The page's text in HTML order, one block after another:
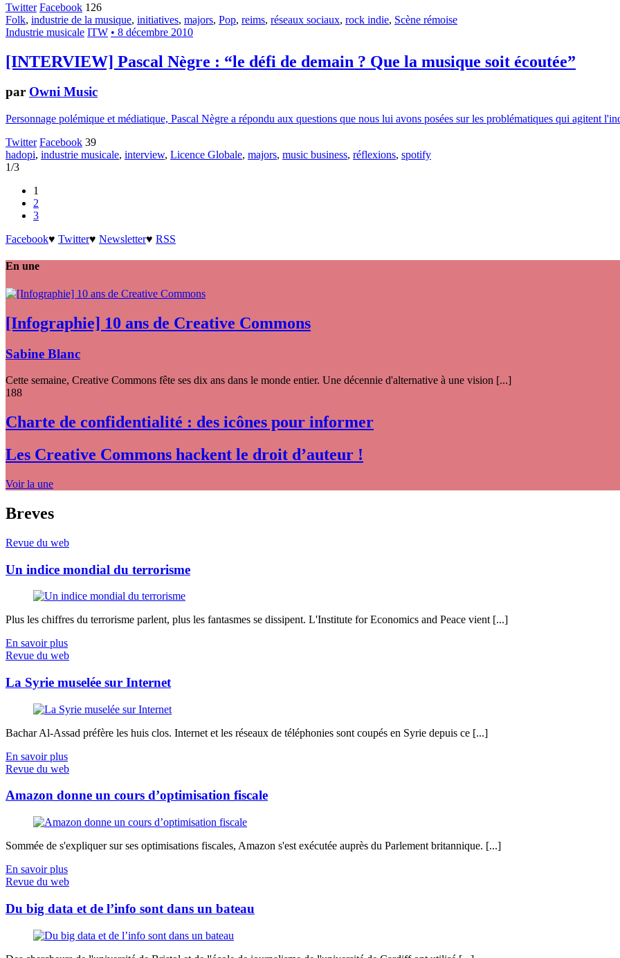
Twitter Facebook 126
Folk, industrie de la musique, initiatives, majors, Pop, reims, réseaux sociaux, rock indie, Scène rémoise
Industrie musicale ITW • 8 décembre 2010
[INTERVIEW] Pascal Nègre : “le défi de demain ? Que la musique soit écoutée”
par Owni Music
Personnage polémique et médiatique, Pascal Nègre a répondu aux questions que nous lui avons posées sur les problématiques qui agitent
Twitter Facebook 39
hadopi, industrie musicale, interview, Licence Globale, majors, music business, réflexions, spotify
1/3
1
2
3
Facebook♥ Twitter♥ Newsletter♥ RSS
En une
[Infographie] 10 ans de Creative Commons
Sabine Blanc
Cette semaine, Creative Commons fête ses dix ans dans le monde entier. Une décennie d'alternative à une vision [...]
188
Charte de confidentialité : des icônes pour informer
Les Creative Commons hackent le droit d’auteur !
Voir la une
Breves
Revue du web
Un indice mondial du terrorisme
Plus les chiffres du terrorisme parlent, plus les fantasmes se dissipent. L'Institute for Economics and Peace vient [...]
En savoir plus
Revue du web
La Syrie muselée sur Internet
Bachar Al-Assad préfère les huis clos. Internet et les réseaux de téléphonies sont coupés en Syrie depuis ce [...]
En savoir plus
Revue du web
Amazon donne un cours d’optimisation fiscale
Sommée de s'expliquer sur ses optimisations fiscales, Amazon s'est exécutée auprès du Parlement britannique. [...]
En savoir plus
Revue du web
Du big data et de l’info sont dans un bateau